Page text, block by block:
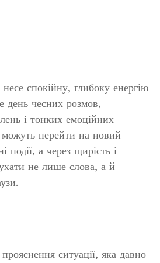
спокійну, глибоку енергію
день чесних розмов,
і тонких емоційних
можуть перейти на новий
події, а через щирість і
не лише слова, а й
ситуації, яка давно